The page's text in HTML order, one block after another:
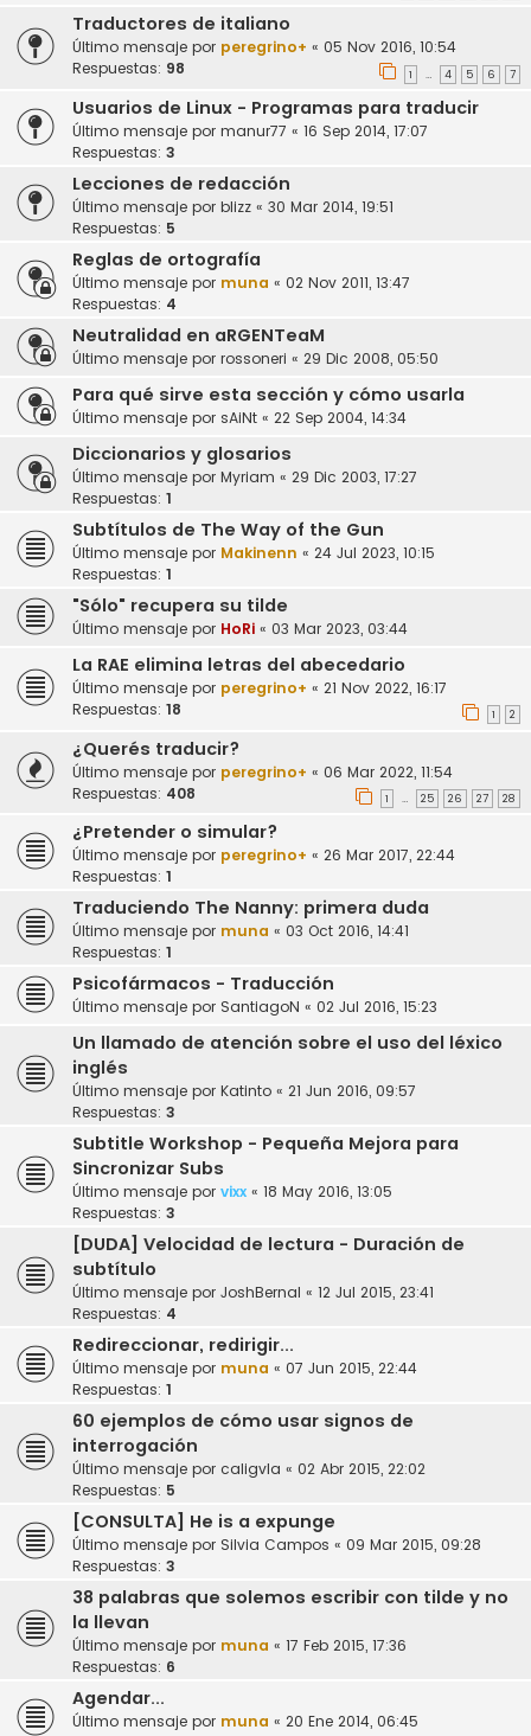
Traductores de italiano
Último mensaje por peregrino+ « 05 Nov 2016, 10:54
Respuestas: 98 1 … 4 5 6 7
Usuarios de Linux - Programas para traducir
Último mensaje por manur77 « 16 Sep 2014, 17:07
Respuestas: 3
Lecciones de redacción
Último mensaje por blizz « 30 Mar 2014, 19:51
Respuestas: 5
Reglas de ortografía
Último mensaje por muna « 02 Nov 2011, 13:47
Respuestas: 4
Neutralidad en aRGENTeaM
Último mensaje por rossoneri « 29 Dic 2008, 05:50
Para qué sirve esta sección y cómo usarla
Último mensaje por sAiNt « 22 Sep 2004, 14:34
Diccionarios y glosarios
Último mensaje por Myriam « 29 Dic 2003, 17:27
Respuestas: 1
Subtítulos de The Way of the Gun
Último mensaje por Makinenn « 24 Jul 2023, 10:15
Respuestas: 1
"Sólo" recupera su tilde
Último mensaje por HoRi « 03 Mar 2023, 03:44
La RAE elimina letras del abecedario
Último mensaje por peregrino+ « 21 Nov 2022, 16:17
Respuestas: 18 1 2
¿Querés traducir?
Último mensaje por peregrino+ « 06 Mar 2022, 11:54
Respuestas: 408 1 … 25 26 27 28
¿Pretender o simular?
Último mensaje por peregrino+ « 26 Mar 2017, 22:44
Respuestas: 1
Traduciendo The Nanny: primera duda
Último mensaje por muna « 03 Oct 2016, 14:41
Respuestas: 1
Psicofármacos - Traducción
Último mensaje por SantiagoN « 02 Jul 2016, 15:23
Un llamado de atención sobre el uso del léxico
inglés
Último mensaje por Katinto « 21 Jun 2016, 09:57
Respuestas: 3
Subtitle Workshop - Pequeña Mejora para
Sincronizar Subs
Último mensaje por vixx « 18 May 2016, 13:05
Respuestas: 3
[DUDA] Velocidad de lectura - Duración de
subtítulo
Último mensaje por JoshBernal « 12 Jul 2015, 23:41
Respuestas: 4
Redireccionar, redirigir...
Último mensaje por muna « 07 Jun 2015, 22:44
Respuestas: 1
60 ejemplos de cómo usar signos de
interrogación
Último mensaje por caligvla « 02 Abr 2015, 22:02
Respuestas: 5
[CONSULTA] He is a expunge
Último mensaje por Silvia Campos « 09 Mar 2015, 09:28
Respuestas: 3
38 palabras que solemos escribir con tilde y no
la llevan
Último mensaje por muna « 17 Feb 2015, 17:36
Respuestas: 6
Agendar...
Último mensaje por muna « 20 Ene 2014, 06:45